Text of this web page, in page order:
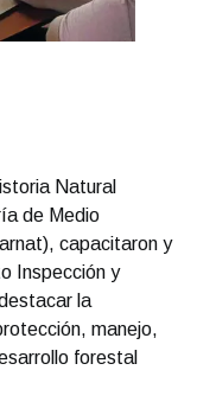
Natural
de Medio
capacitaron y
Inspección y
la
manejo,
forestal